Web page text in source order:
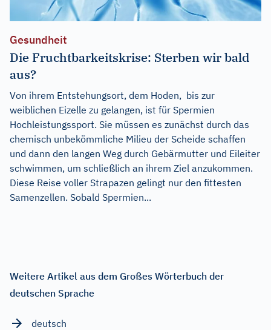
Gesundheit
Die Fruchtbarkeitskrise: Sterben wir bald
aus?
Von ihrem Entstehungsort, dem Hoden, bis zur
weiblichen Eizelle zu gelangen, ist für Spermien
Hochleistungssport. Sie müssen es zunächst durch das
chemisch unbekömmliche Milieu der Scheide schaffen
und dann den langen Weg durch Gebärmutter und Eileiter
schwimmen, um schließlich an ihrem Ziel anzukommen.
Diese Reise voller Strapazen gelingt nur den fittesten
Samenzellen. Sobald Spermien...
Weitere Artikel aus dem Großes Wörterbuch der
deutschen Sprache
deutsch